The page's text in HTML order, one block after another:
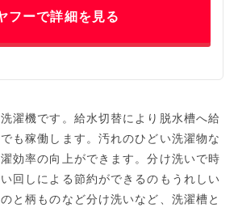
フーで詳細を見る
濯機です。給水切替により脱水槽へ給
も稼働します。汚れのひどい洗濯物な
効率の向上ができます。分け洗いで時
回しによる節約ができるのもうれしい
と柄ものなど分け洗いなど、洗濯槽と